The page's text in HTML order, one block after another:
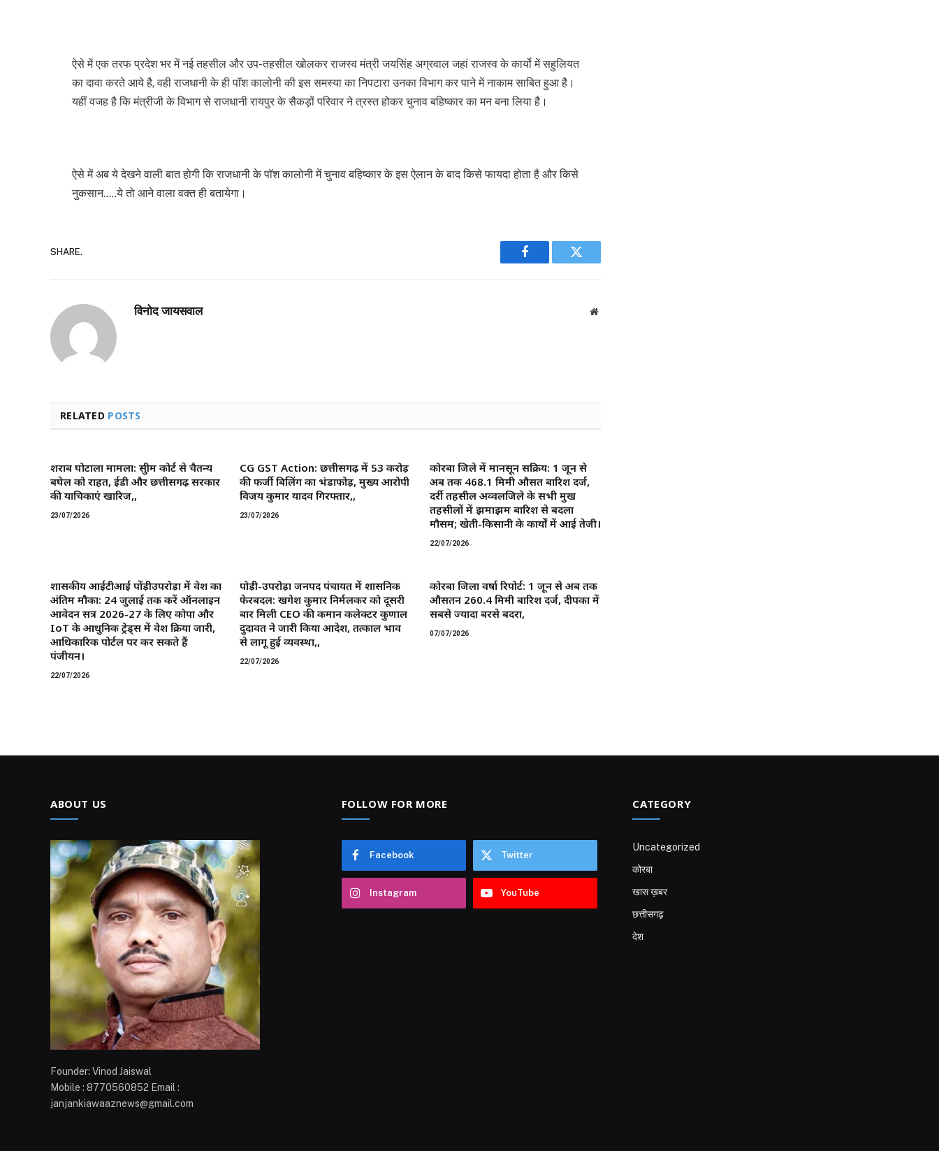
ऐसे में एक तरफ प्रदेश भर में नई तहसील और उप-तहसील खोलकर राजस्व मंत्री जयसिंह अग्रवाल जहां राजस्व के कार्यो में सहुलियत
का दावा करते आये है, वही राजधानी के ही पाॅश कालोनी की इस समस्या का निपटारा उनका विभाग कर पाने में नाकाम साबित हुआ है।
यहीं वजह है कि मंत्रीजी के विभाग से राजधानी रायपुर के सैकड़ों परिवार ने त्रस्त होकर चुनाव बहिष्कार का मन बना लिया है।
ऐसे में अब ये देखने वाली बात होगी कि राजधानी के पाॅश कालोनी में चुनाव बहिष्कार के इस ऐलान के बाद किसे फायदा होता है और किसे
नुकसान…..ये तो आने वाला वक्त ही बतायेगा।
SHARE.
Facebook Twitter
विनोद जायसवाल Website
RELATED POSTS
शराब घोटाला मामला: सुप्रीम कोर्ट से चैतन्य
बघेल को राहत, ईडी और छत्तीसगढ़ सरकार
की याचिकाएं खारिज,,
23/07/2026
CG GST Action: छत्तीसगढ़ में 53 करोड़
की फर्जी बिलिंग का भंडाफोड़, मुख्य आरोपी
विजय कुमार यादव गिरफ्तार,,
23/07/2026
कोरबा जिले में मानसून सक्रिय: 1 जून से
अब तक 468.1 मिमी औसत बारिश दर्ज,
दर्री तहसील अव्वलजिले के सभी प्रमुख
तहसीलों में झमाझम बारिश से बदला
मौसम; खेती-किसानी के कार्यों में आई तेजी।
22/07/2026
शासकीय आईटीआई पोंड़ीउपरोड़ा में प्रवेश का
अंतिम मौका: 24 जुलाई तक करें ऑनलाइन
आवेदन सत्र 2026-27 के लिए कोपा और
IoT के आधुनिक ट्रेड्स में प्रवेश प्रक्रिया जारी,
आधिकारिक पोर्टल पर कर सकते हैं
पंजीयन।
22/07/2026
पोड़ी-उपरोड़ा जनपद पंचायत में प्रशासनिक
फेरबदल: खगेश कुमार निर्मलकर को दूसरी
बार मिली CEO की कमान ​कलेक्टर कुणाल
दुदावत ने जारी किया आदेश, तत्काल प्रभाव
से लागू हुई व्यवस्था,,
22/07/2026
कोरबा जिला वर्षा रिपोर्ट: 1 जून से अब तक
औसतन 260.4 मिमी बारिश दर्ज, दीपका में
सबसे ज्यादा बरसे बदरा,
07/07/2026
ABOUT US
Founder: Vinod Jaiswal
Mobile : 8770560852 Email :
janjankiawaaznews@gmail.com
FOLLOW FOR MORE
Facebook Twitter
Instagram YouTube
CATEGORY
Uncategorized
कोरबा
खास ख़बर
छत्तीसगढ़
देश